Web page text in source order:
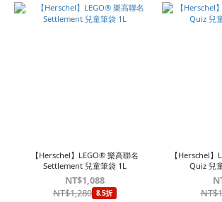
【Herschel】LEGO® 樂高聯名
Settlement 兒童筆袋 1L
NT$1,088
NT$1,280 8.5折
【Herschel
Quiz 兒